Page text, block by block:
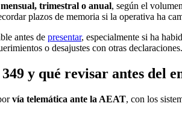
trimestral o anual, según el
plazos de memoria si la operativa ha
antes de presentar, especialmente si ha
o desajustes con otras declaraciones.
y qué revisar antes del
vía telemática ante la AEAT, con los